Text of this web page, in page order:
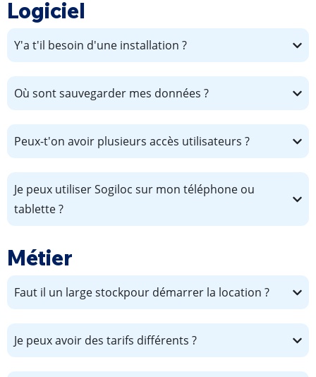
Logiciel
Y'a t'il besoin d'une installation ?
Où sont sauvegarder mes données ?
Peux-t'on avoir plusieurs accès utilisateurs ?
Je peux utiliser Sogiloc sur mon téléphone ou
tablette ?
Métier
Faut il un large stockpour démarrer la location ?
Je peux avoir des tarifs différents ?